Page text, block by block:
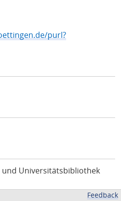
purl?
und Universitätsbibliothek
Feedback